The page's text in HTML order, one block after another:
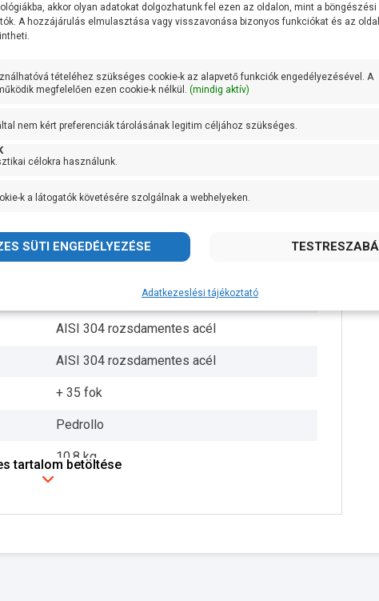
100 liter/perc
5/4 coll
2 méter
200 g/m3
200 méter
33 méteren 70 liter/perc
Delrin
AISI 304 rozsdamentes acél
AISI 304 rozsdamentes acél
+ 35 fok
Pedrollo
10.8 kg
tartalom betöltése
akkor olyan adatokat dolgozhatunk fel ezen az oldalon, mint a
A hozzájárulás elmulasztása vagy visszavonása bizonyos funkciókat és az
tételéhez szükséges cookie-k az alapvető funkciók engedélyezésével. A
megfelelően ezen cookie-k nélkül. (mindig aktív)
nem kért preferenciák tárolásának legitim céljához szükséges.
célokra használunk.
k a látogatók követésére szolgálnak a webhelyeken.
Adatkezeslési tájékoztató